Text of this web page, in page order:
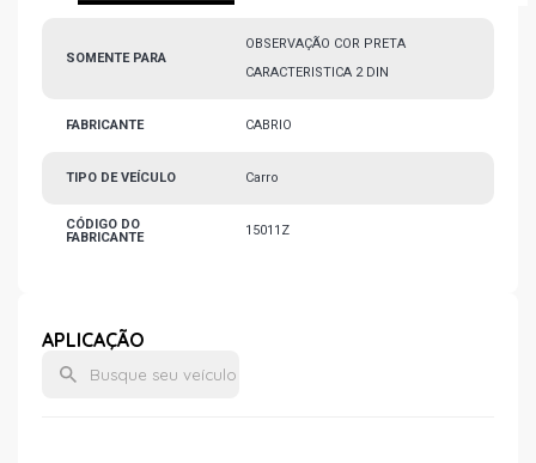
SOMENTE PARA
OBSERVAÇÃO COR PRETA
CARACTERISTICA 2 DIN
FABRICANTE CABRIO
TIPO DE VEÍCULO Carro
CÓDIGO DO
FABRICANTE
15011Z
APLICAÇÃO